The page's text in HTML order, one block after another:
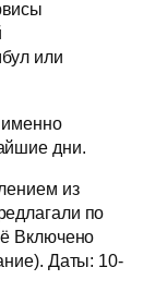
или
именно
дни.
из
по
Включено
Даты: 10-